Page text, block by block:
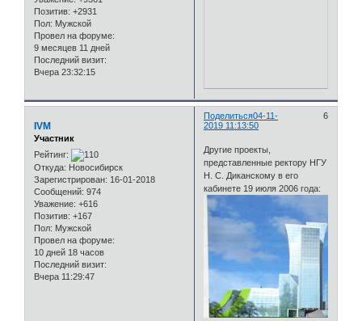
Позитив: +2931
Пол: Мужской
Провел на форуме:
9 месяцев 11 дней
Последний визит:
Вчера 23:32:15
Поделиться 6
04-11-
2019 11:13:50
IVM
Участник
Рейтинг:
Откуда: Новосибирск
Зарегистрирован: 16-01-2018
Сообщений: 974
Уважение: +616
Позитив: +167
Пол: Мужской
Провел на форуме:
10 дней 18 часов
Последний визит:
Вчера 11:29:47
Другие проекты,
представленные ректору НГУ
Н. С. Диканскому в его
кабинете 19 июля 2006 года: